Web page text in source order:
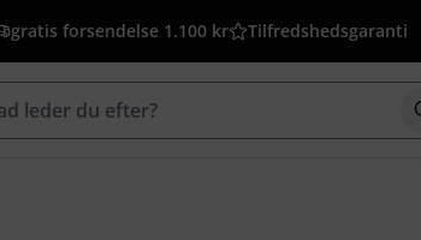
gratis forsendelse 1.100 kr Tilfredshedsgaranti